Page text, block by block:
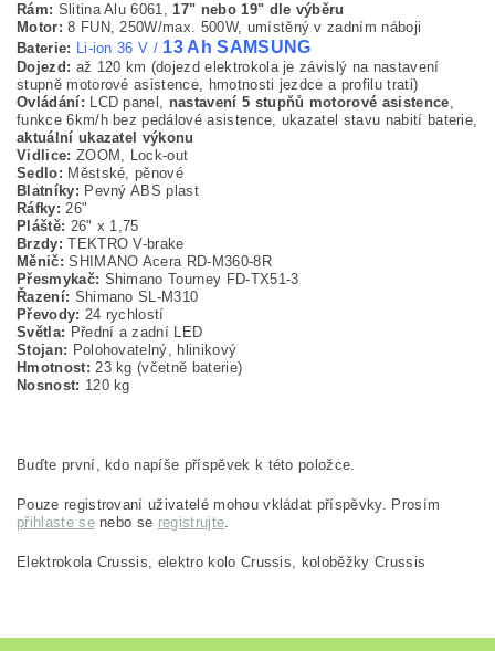
Rám: Slitina Alu 6061,17" nebo 19" dle výběru
Motor: 8 FUN, 250W/max. 500W, umístěný v zadním náboji
Baterie: Li-ion 36 V / 13 Ah SAMSUNG
Dojezd: až 120 km (dojezd elektrokola je závislý na nastavení
stupně motorové asistence, hmotnosti jezdce a profilu trati)
Ovládání: LCD panel, nastavení 5 stupňů motorové asistence,
funkce 6km/h bez pedálové asistence, ukazatel stavu nabití baterie,
aktuální ukazatel výkonu
Vidlice: ZOOM, Lock-out
Sedlo: Městské, pěnové
Blatníky: Pevný ABS plast
Ráfky: 26"
Pláště: 26" x 1,75
Brzdy: TEKTRO V-brake
Měnič: SHIMANO Acera RD-M360-8R
Přesmykač: Shimano Tourney FD-TX51-3
Řazení: Shimano SL-M310
Převody: 24 rychlostí
Světla: Přední a zadní LED
Stojan: Polohovatelný, hlinikový
Hmotnost: 23 kg (včetně baterie)
Nosnost: 120 kg
Buďte první, kdo napíše příspěvek k této položce.
Pouze registrovaní uživatelé mohou vkládat příspěvky. Prosím
přihlaste senebo se registrujte.
Elektrokola Crussis, elektro kolo Crussis, koloběžky Crussis